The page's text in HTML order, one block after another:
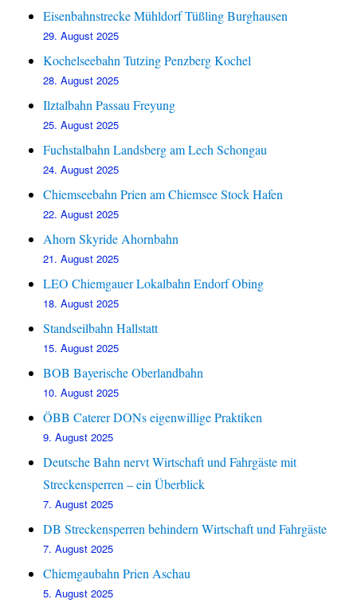
Eisenbahnstrecke Mühldorf Tüßling Burghausen
29. August 2025
Kochelseebahn Tutzing Penzberg Kochel
28. August 2025
Ilztalbahn Passau Freyung
25. August 2025
Fuchstalbahn Landsberg am Lech Schongau
24. August 2025
Chiemseebahn Prien am Chiemsee Stock Hafen
22. August 2025
Ahorn Skyride Ahornbahn
21. August 2025
LEO Chiemgauer Lokalbahn Endorf Obing
18. August 2025
Standseilbahn Hallstatt
15. August 2025
BOB Bayerische Oberlandbahn
10. August 2025
ÖBB Caterer DONs eigenwillige Praktiken
9. August 2025
Deutsche Bahn nervt Wirtschaft und Fahrgäste mit
Streckensperren – ein Überblick
7. August 2025
DB Streckensperren behindern Wirtschaft und Fahrgäste
7. August 2025
Chiemgaubahn Prien Aschau
5. August 2025